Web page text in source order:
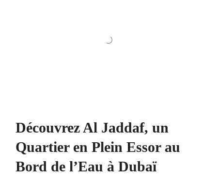
Découvrez Al Jaddaf, un
Quartier en Plein Essor au
Bord de l’Eau à Dubaï